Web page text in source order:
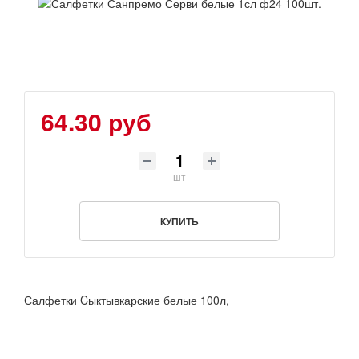
64.30 руб
шт
КУПИТЬ
Салфетки Cыктывкарские белые 100л,